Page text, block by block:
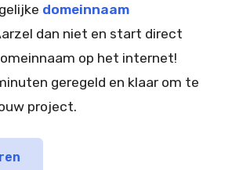
domeinnaam
dan niet en start direct
op het internet!
geregeld en klaar om te
project.